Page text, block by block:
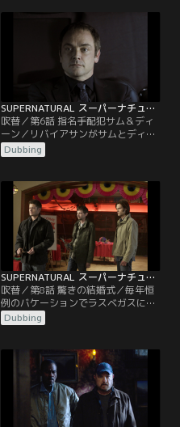
おり、農園の納屋で裁判にかけられ
死刑を宣告されている。裁判を仕切
るのはエジプトの冥界の神オリシス
だった。だが、ディーン自身が裁判
にかけられサムが弁護を買って出る
SUPERNATURAL スーパーナチュラル シーズン7 第06話／吹替
吹替／第6話 指名手配犯サム＆ディ
ーン／リバイアサンがサムとディー
ンになりすまし大虐殺を行い、全米
を恐怖に陥れる。またしても“凶悪
はボビーのつてで“逃がし屋”フラン
クと接触し、偽のサムとディーンを
仕留める方法について教えを請う。
一方、リバイアサンを退治するため
独自に捜査を進めていたボビー
は…。
Dubbing
SUPERNATURAL スーパーナチュラル シーズン7 第08話／吹替
吹替／第8話 驚きの結婚式／毎年恒
例のバケーションでラスベガスに向
かうサムとディーン。だが、途中で
サムがいなくなりディーンは困惑す
ディーンは教会に呼び出される。サ
ムは、彼の熱烈なファン、ベッキー
と結婚すると言う。ディーンは仕方
なくガースというハンターと組んで
ある事件を調査するが…。
Dubbing